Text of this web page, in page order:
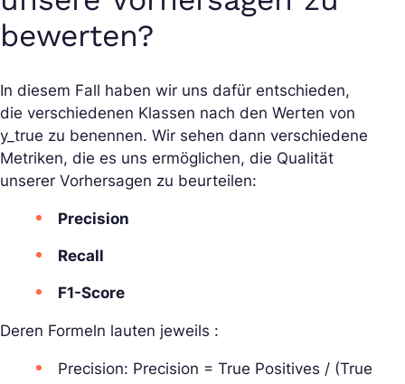
bewerten?
In diesem Fall haben wir uns dafür entschieden,
die verschiedenen Klassen nach den Werten von
y_true zu benennen. Wir sehen dann verschiedene
Metriken, die es uns ermöglichen, die Qualität
unserer Vorhersagen zu beurteilen:
Precision
Recall
F1-Score
Deren Formeln lauten jeweils :
Precision: Precision = True Positives / (True